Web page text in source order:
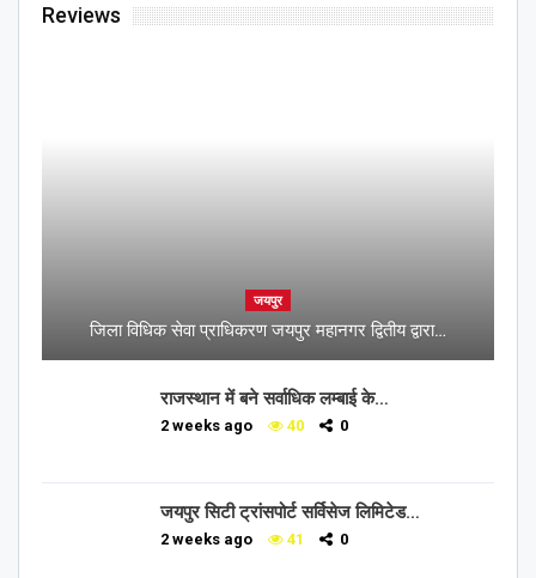
Reviews
जयपुर
जिला विधिक सेवा प्राधिकरण जयपुर महानगर द्वितीय द्वारा…
राजस्थान में बने सर्वाधिक लम्बाई के…
2 weeks ago 40 0
जयपुर सिटी ट्रांसपोर्ट सर्विसेज लिमिटेड…
2 weeks ago 41 0